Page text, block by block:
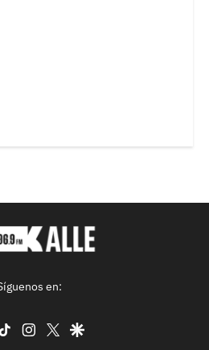
en:
tiktok instagram
twittergoogle